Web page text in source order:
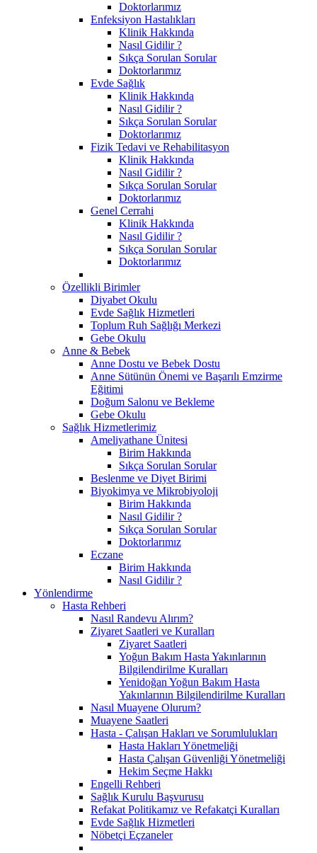
Doktorlarımız
Enfeksiyon Hastalıkları
Klinik Hakkında
Nasıl Gidilir ?
Sıkça Sorulan Sorular
Doktorlarımız
Evde Sağlık
Klinik Hakkında
Nasıl Gidilir ?
Sıkça Sorulan Sorular
Doktorlarımız
Fizik Tedavi ve Rehabilitasyon
Klinik Hakkında
Nasıl Gidilir ?
Sıkça Sorulan Sorular
Doktorlarımız
Genel Cerrahi
Klinik Hakkında
Nasıl Gidilir ?
Sıkça Sorulan Sorular
Doktorlarımız
Özellikli Birimler
Diyabet Okulu
Evde Sağlık Hizmetleri
Toplum Ruh Sağlığı Merkezi
Gebe Okulu
Anne & Bebek
Anne Dostu ve Bebek Dostu
Anne Sütünün Önemi ve Başarılı Emzirme
Eğitimi
Doğum Salonu ve Bekleme
Gebe Okulu
Sağlık Hizmetlerimiz
Ameliyathane Ünitesi
Birim Hakkında
Sıkça Sorulan Sorular
Beslenme ve Diyet Birimi
Biyokimya ve Mikrobiyoloji
Birim Hakkında
Nasıl Gidilir ?
Sıkça Sorulan Sorular
Doktorlarımız
Eczane
Birim Hakkında
Nasıl Gidilir ?
Yönlendirme
Hasta Rehberi
Nasıl Randevu Alırım?
Ziyaret Saatleri ve Kuralları
Ziyaret Saatleri
Yoğun Bakım Hasta Yakınlarının
Bilgilendirilme Kuralları
Yenidoğan Yoğun Bakım Hasta
Yakınlarının Bilgilendirilme Kuralları
Nasıl Muayene Olurum?
Muayene Saatleri
Hasta - Çalışan Hakları ve Sorumlulukları
Hasta Hakları Yönetmeliği
Hasta Çalışan Güvenliği Yönetmeliği
Hekim Seçme Hakkı
Engelli Rehberi
Sağlık Kurulu Başvurusu
Refakat Politikamız ve Refakatçi Kuralları
Evde Sağlık Hizmetleri
Nöbetçi Eçzaneler